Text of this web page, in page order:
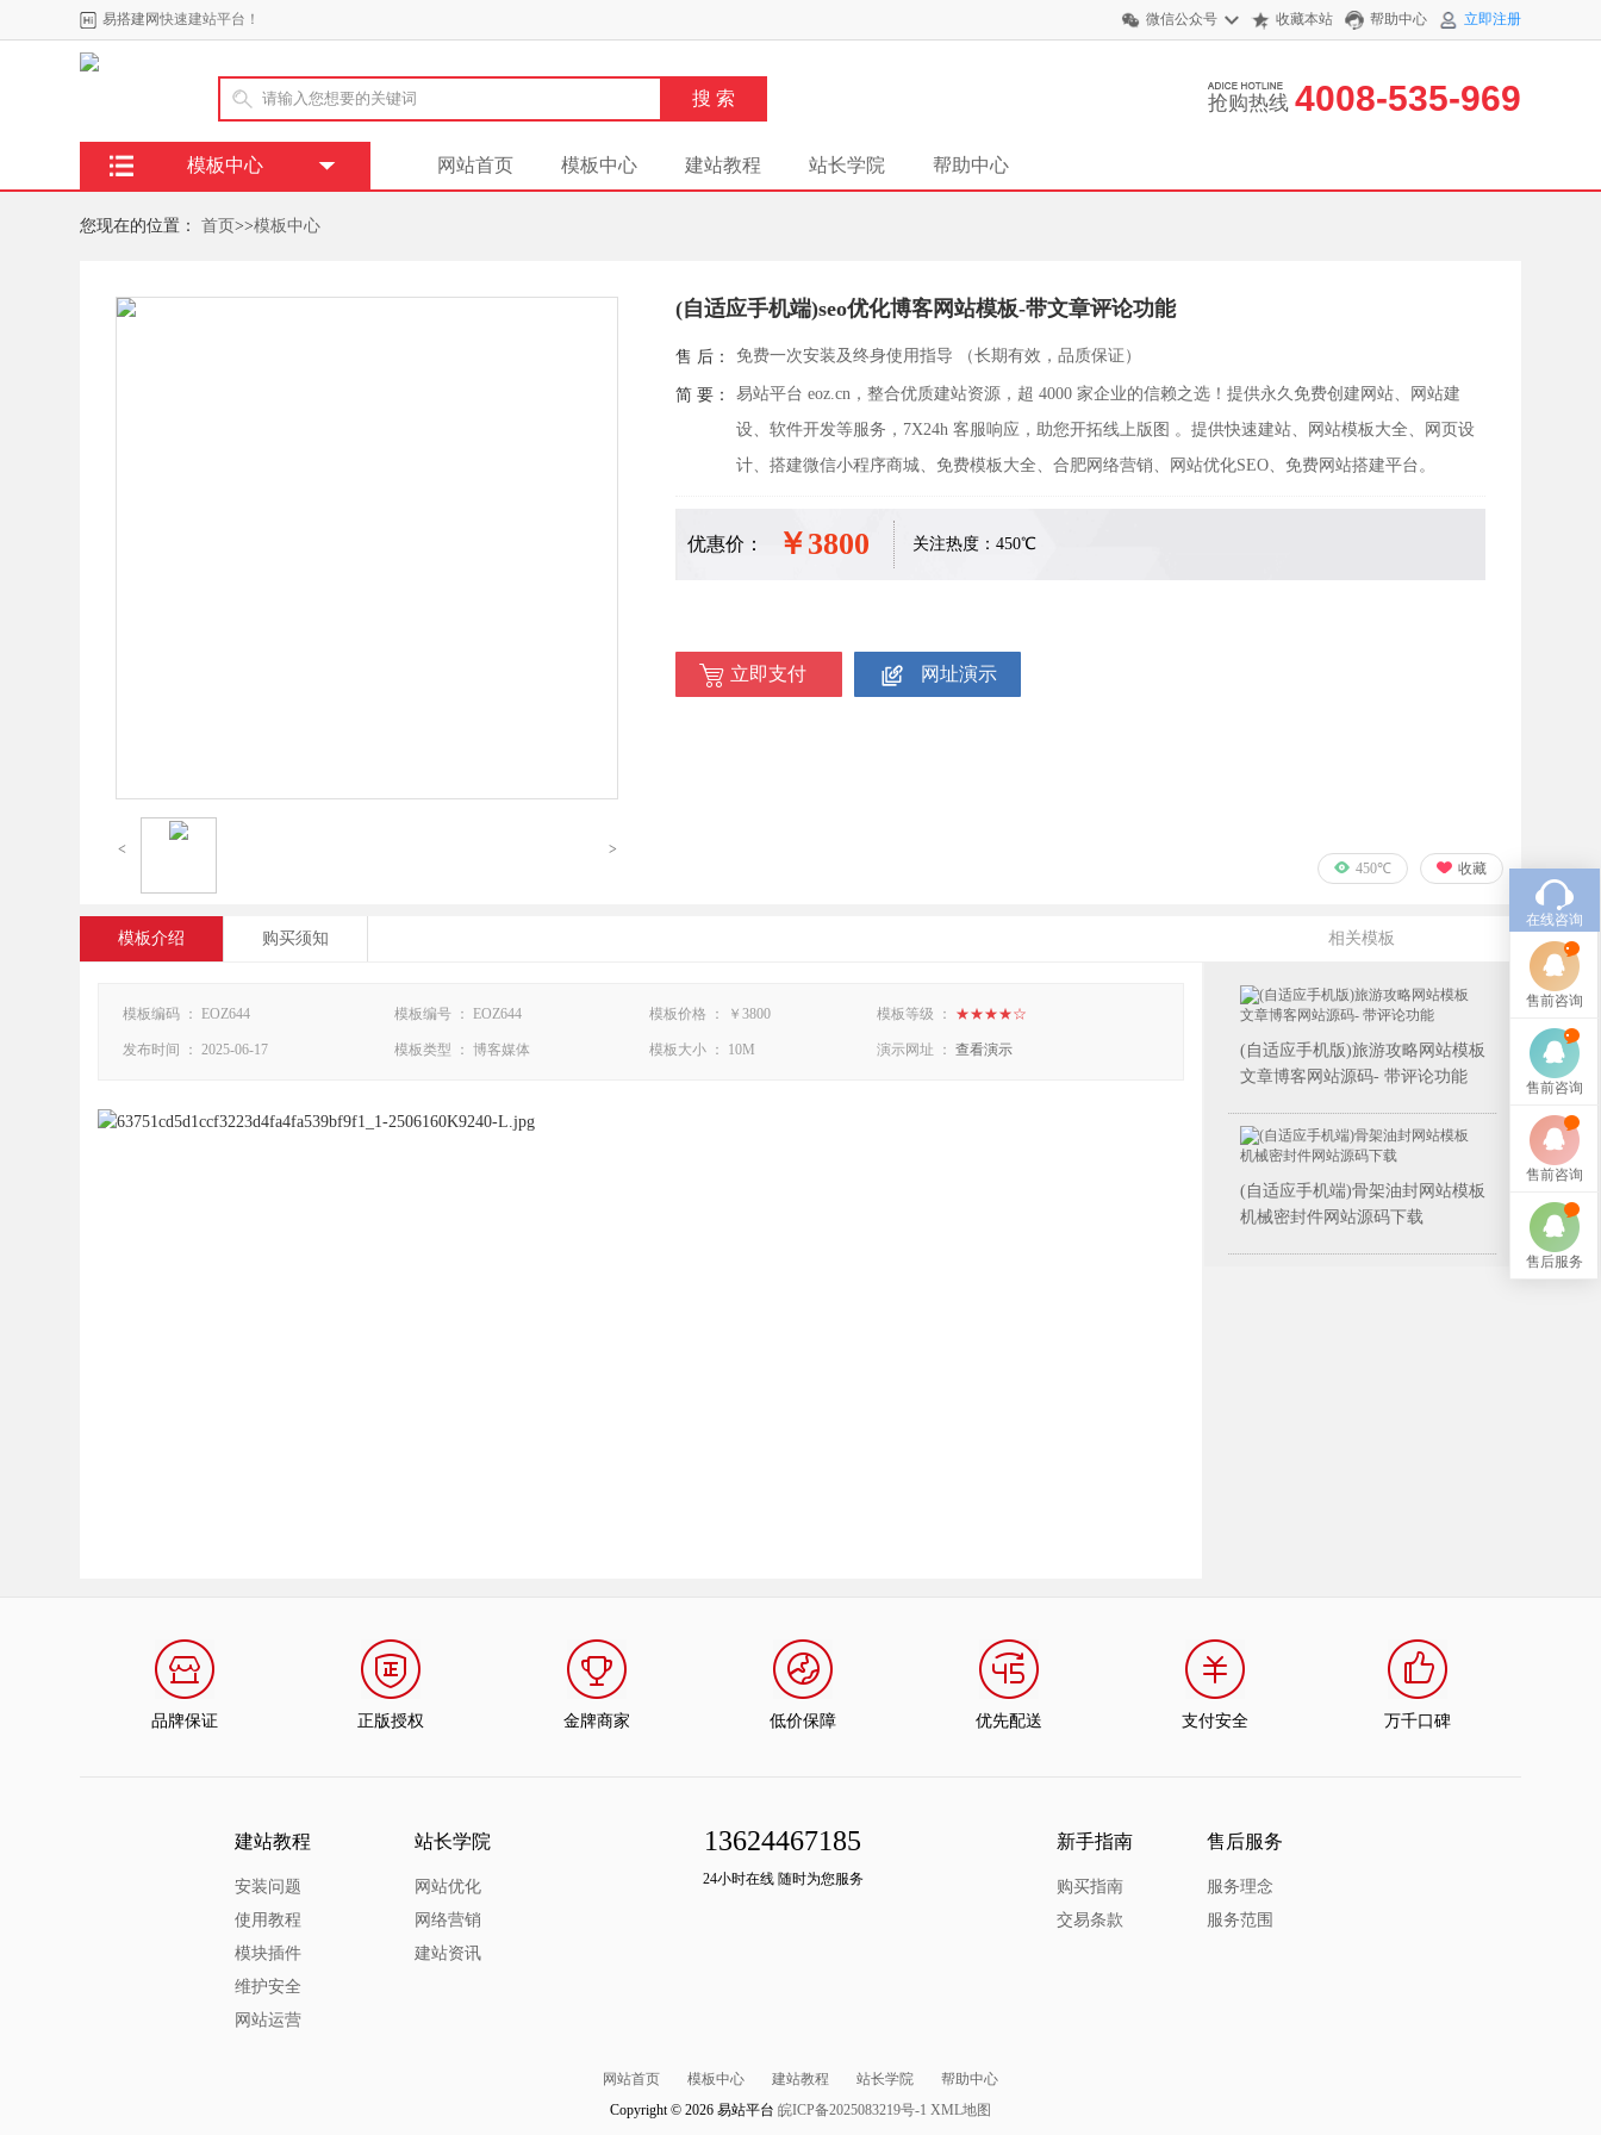
易搭建网快速建站平台！ 微信公众号 收藏本站 帮助中心 立即注册
抢购热线 4008-535-969
网站首页 模板中心 建站教程 站长学院 帮助中心
模板中心
您现在的位置： 首页 >>模板中心
450℃ 收藏
< >
(自适应手机端)seo优化博客网站模板-带文章评论功能
售 后： 免费一次安装及终身使用指导 （长期有效，品质保证）
简 要：
易站平台 eoz.cn，整合优质建站资源，超 4000 家企业的信赖之选！提供永久免费创建网站、网站建
设、软件开发等服务，7X24h 客服响应，助您开拓线上版图 。提供快速建站、网站模板大全、网页设
计、搭建微信小程序商城、免费模板大全、合肥网络营销、网站优化SEO、免费网站搭建平台。
优惠价： ￥3800 关注热度：450℃
立即支付 网址演示
模板介绍 购买须知 相关模板
(自适应手机版)旅游攻略网站模板
文章博客网站源码- 带评论功能
(自适应手机端)骨架油封网站模板
机械密封件网站源码下载
模板编码 ： EOZ644 模板编号 ： EOZ644 模板价格 ： ￥3800 模板等级 ： ★★★★☆
发布时间 ： 2025-06-17 模板类型 ： 博客媒体 模板大小 ： 10M 演示网址 ： 查看演示
品牌保证 正版授权 金牌商家 低价保障 优先配送 支付安全 万千口碑
建站教程
安装问题
使用教程
模块插件
维护安全
网站运营
站长学院
网站优化
网络营销
建站资讯
13624467185
24小时在线 随时为您服务
新手指南
购买指南
交易条款
售后服务
服务理念
服务范围
网站首页 模板中心 建站教程 站长学院
帮助中心
Copyright © 2026 易站平台 皖ICP备2025083219号-1 XML地图
在线咨询
售前咨询
售前咨询
售前咨询
售后服务